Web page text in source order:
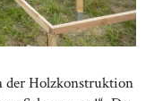
der Holzkonstruktion